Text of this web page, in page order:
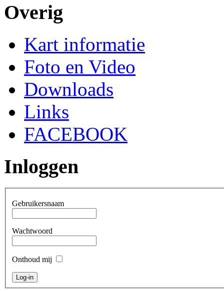
Overig
Kart informatie
Foto en Video
Downloads
Links
FACEBOOK
Inloggen
Gebruikersnaam
Wachtwoord
Onthoud mij